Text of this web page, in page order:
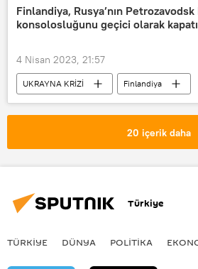
Sigorta
Finlandiya, Rusya’nın
konsolosluğunu geçici olarak
4 Nisan 2023, 21:57
UKRAYNA KRİZİ
Finlandiya
Rusya
Konsolosluk
20 içerik daha
Türkiye
TÜRKIYE DÜNYA POLİTİKA